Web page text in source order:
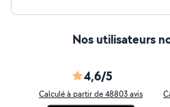
Nos utilisateurs
4,6/5
Calculé à partir de 48803 avis